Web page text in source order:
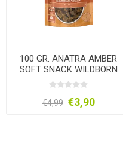
100 GR. ANATRA AMBER
SOFT SNACK WILDBORN
€4,99 €3,90